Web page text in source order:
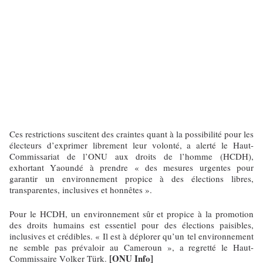
Ces restrictions suscitent des craintes quant à la possibilité pour les
électeurs d’exprimer librement leur volonté, a alerté le Haut-
Commissariat de l’ONU aux droits de l’homme (HCDH),
exhortant Yaoundé à prendre « des mesures urgentes pour
garantir un environnement propice à des élections libres,
transparentes, inclusives et honnêtes ».
Pour le HCDH, un environnement sûr et propice à la promotion
des droits humains est essentiel pour des élections paisibles,
inclusives et crédibles. « Il est à déplorer qu’un tel environnement
ne semble pas prévaloir au Cameroun », a regretté le Haut-
Commissaire Volker Türk. [ONU Info]